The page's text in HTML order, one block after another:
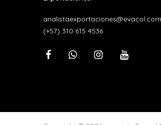
analistaexportaciones@evacol.com
(+57) 310 615 4536